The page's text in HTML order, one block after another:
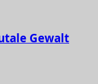
Gewalt